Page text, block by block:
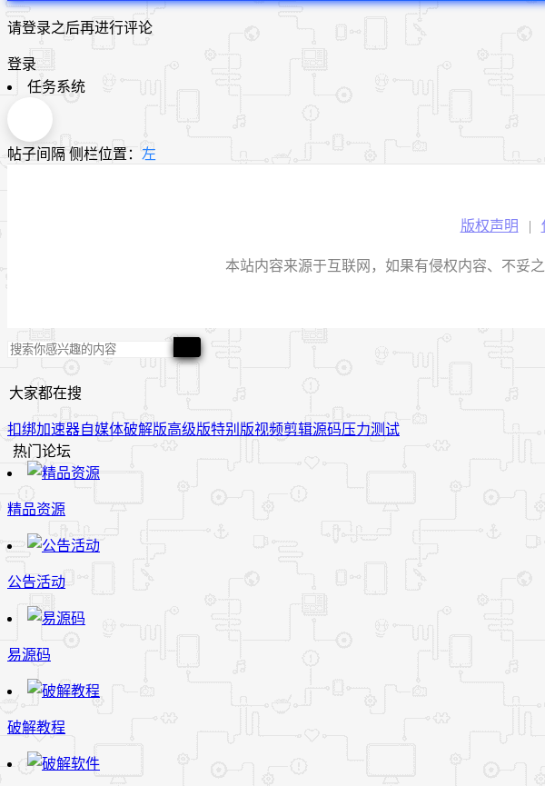
请登录之后再进行评论
登录
任务系统
帖子间隔 侧栏位置： 左
版权声明 |
本站内容来源于互联网，如果有侵权内容、不妥
大家都在搜
扣绑加速器自媒体破解版高级版特别版视频剪辑源码压力测试
热门论坛
精品资源
公告活动
易源码
破解教程